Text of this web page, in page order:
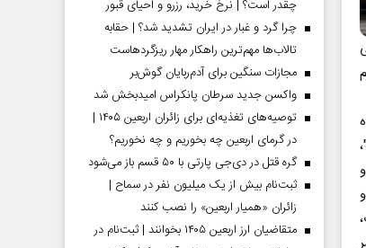
چقدر است؟ | نرخ خرید، رزرو و احیای قبور
چرا گرد و غبار در ایران تشدید شد؟ | حقابه
تالاب‌ها مهم‌ترین راهکار مهار ریزگردهاست
مجازات سنگین برای آدم‌ربایان گوش‌بر
واکسن جدید سرطان پانکراس امیدبخش شد
توصیه‌های تغذیه‌ای برای زائران اربعین ۱۴۰۵ |
در گرمای اربعین چه بخوریم و چه نخوریم؟
گره قتل در دی‌جی پارتی با ۵۰ قسم باز می‌شود
ثبت‌نام بیش از یک میلیون نفر در سماح |
زائران «همیار اربعین» را نصب کنند
متقاضیان ارز اربعین ۱۴۰۵ بخوانند | ثبت‌نام در